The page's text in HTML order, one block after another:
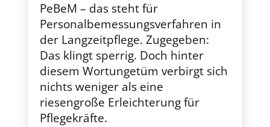
PeBeM – das steht für
Personalbemessungsverfahren in
der Langzeitpflege. Zugegeben:
Das klingt sperrig. Doch hinter
diesem Wortungetüm verbirgt sich
nichts weniger als eine
riesengroße Erleichterung für
Pflegekräfte.